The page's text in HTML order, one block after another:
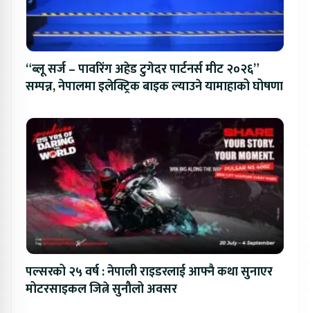
“ब्लू सर्ज – पावरिंग अहेड टुगेदर पार्टनर्स मीट २०२६”
सम्पन्न, नेपालमा इलेक्ट्रिक बाइक ल्याउने यामाहाको घोषणा
पल्सरको २५ वर्ष : नेपाली राइडरलाई आफ्नै कथा सुनाएर
मोटरसाइकल जित्ने सुनौलो अवसर